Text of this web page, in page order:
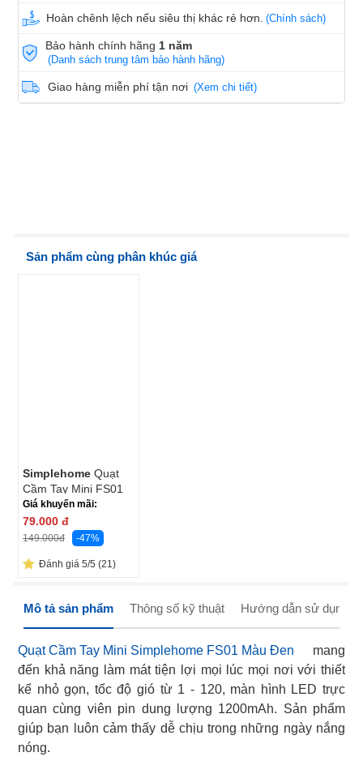
Hoàn chênh lệch nếu siêu thị khác rẻ hơn. (Chính sách)
Bảo hành chính hãng 1 năm
(Danh sách trung tâm bảo hành hãng)
Giao hàng miễn phí tận nơi (Xem chi tiết)
Sản phẩm cùng phân khúc giá
Simplehome Quạt
Cầm Tay Mini FS01
Màu Be
Giá khuyến mãi:
79.000 đ
149.000đ -47%
Đánh giá 5/5 (21)
Mô tả sản phẩm Thông số kỹ thuật Hướng dẫn sử dụng
Quạt Cầm Tay Mini Simplehome FS01 Màu Đen mang
đến khả năng làm mát tiện lợi mọi lúc mọi nơi với thiết
kế nhỏ gọn, tốc độ gió từ 1 - 120, màn hình LED trực
quan cùng viên pin dung lượng 1200mAh. Sản phẩm
giúp bạn luôn cảm thấy dễ chịu trong những ngày nắng
nóng.